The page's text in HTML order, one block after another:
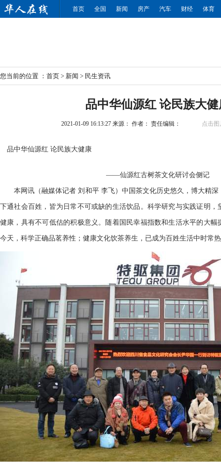
首页 全国 新闻 房产 汽车 财经 体育
您当前的位置 ： 首页 > 新闻 > 民生资讯
品中华仙源红 论民族大健
2021-01-09 16:13:27 来源： 作者： 责任编辑： 点击
品中华仙源红 论民族大健康
——仙源红古树茶文化研讨会侧记
本网讯（融媒体记者 刘和平 李飞）中国茶文化历史悠久，博大精
下通社会百姓，皆为日常不可或缺的生活饮品。科学研究与实践证明，
健康，具有不可低估的积极意义。随着国民幸福指数和生活水平的大幅
今天，科学正确品茗养性；健康文化饮茶养生，已成为百姓生活中时常